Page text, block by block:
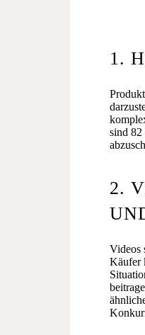
1.
sind 82
2.
Videos
Käufer